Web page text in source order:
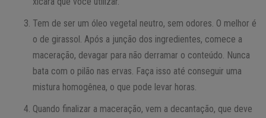
Tem de ser um óleo vegetal neutro, sem odores. O melhor é
o de girassol. Após a junção dos ingredientes, comece a
maceração, devagar para não derramar o conteúdo. Nunca
bata com o pilão nas ervas. Faça isso até conseguir uma
mistura homogênea, o que pode levar horas.
Quando finalizar a maceração, vem a decantação, que deve